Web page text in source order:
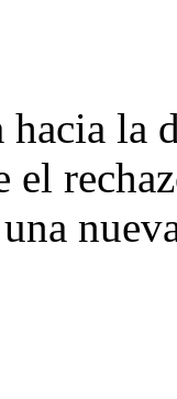
hacia
el